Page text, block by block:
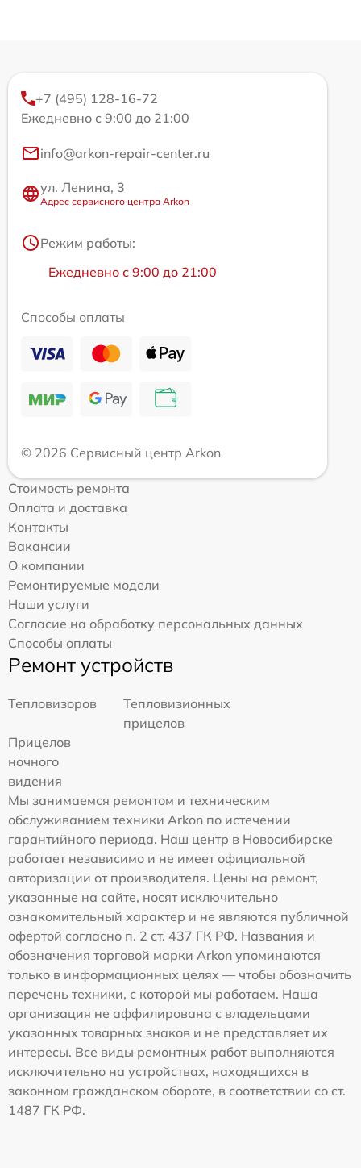
+7 (495) 128-16-72
Ежедневно с 9:00 до 21:00
info@arkon-repair-center.ru
ул. Ленина, 3
Адрес сервисного центра Arkon
Режим работы:
Ежедневно с 9:00 до 21:00
Способы оплаты
© 2026 Сервисный центр Arkon
Стоимость ремонта
Оплата и доставка
Контакты
Вакансии
О компании
Ремонтируемые модели
Наши услуги
Согласие на обработку персональных данных
Способы оплаты
Ремонт устройств
Тепловизоров
Тепловизионных
прицелов
Прицелов
ночного
видения
Мы занимаемся ремонтом и техническим
обслуживанием техники Arkon по истечении
гарантийного периода. Наш центр в Новосибирске
работает независимо и не имеет официальной
авторизации от производителя. Цены на ремонт,
указанные на сайте, носят исключительно
ознакомительный характер и не являются публичной
офертой согласно п. 2 ст. 437 ГК РФ. Названия и
обозначения торговой марки Arkon упоминаются
только в информационных целях — чтобы обозначить
перечень техники, с которой мы работаем. Наша
организация не аффилирована с владельцами
указанных товарных знаков и не представляет их
интересы. Все виды ремонтных работ выполняются
исключительно на устройствах, находящихся в
законном гражданском обороте, в соответствии со ст.
1487 ГК РФ.